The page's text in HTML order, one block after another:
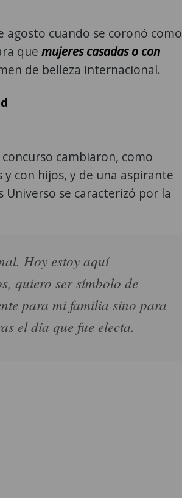
agosto cuando se coronó como
que mujeres casadas o con
de belleza internacional.
cambiaron, como
con hijos, y de una aspirante
Universo se caracterizó por la
Hoy estoy aquí
quiero ser símbolo de
para mi familia sino para
el día que fue electa.